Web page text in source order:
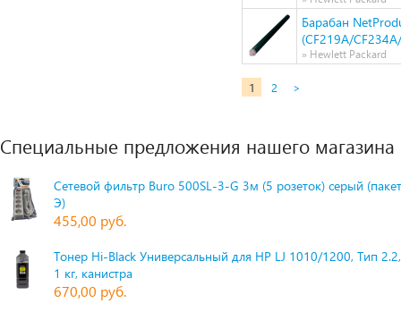
Барабан
(CF219A/
» Hewlett Packard
1 2 >
Специальные предложения нашего магазина
Сетевой фильтр Buro 500SL-3-G 3м (5 розеток) серый
Э)
455,00 руб.
Тонер Hi-Black Универсальный для HP LJ 1010/1200, Тип
1 кг, канистра
670,00 руб.